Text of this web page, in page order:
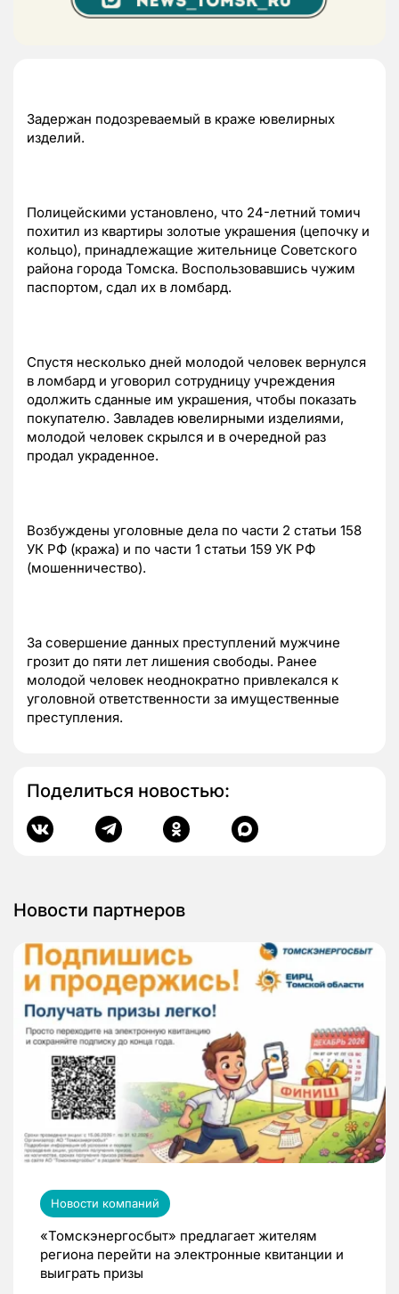
Задержан подозреваемый в краже ювелирных
изделий.
Полицейскими установлено, что 24-летний томич
похитил из квартиры золотые украшения (цепочку и
кольцо), принадлежащие жительнице Советского
района города Томска. Воспользовавшись чужим
паспортом, сдал их в ломбард.
Спустя несколько дней молодой человек вернулся
в ломбард и уговорил сотрудницу учреждения
одолжить сданные им украшения, чтобы показать
покупателю. Завладев ювелирными изделиями,
молодой человек скрылся и в очередной раз
продал украденное.
Возбуждены уголовные дела по части 2 статьи 158
УК РФ (кража) и по части 1 статьи 159 УК РФ
(мошенничество).
За совершение данных преступлений мужчине
грозит до пяти лет лишения свободы. Ранее
молодой человек неоднократно привлекался к
уголовной ответственности за имущественные
преступления.
Поделиться новостью:
Новости партнеров
Новости компаний
«Томскэнергосбыт» предлагает жителям
региона перейти на электронные квитанции и
выиграть призы